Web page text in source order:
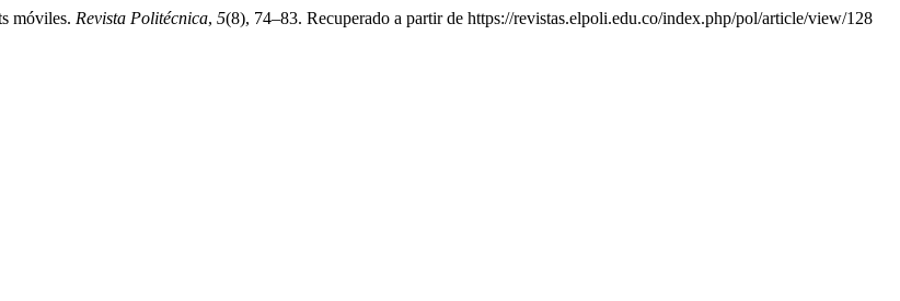
móviles. Revista Politécnica, 5(8), 74–83. Recuperado a partir de https://revistas.elpoli.edu.co/index.php/pol/article/view/128